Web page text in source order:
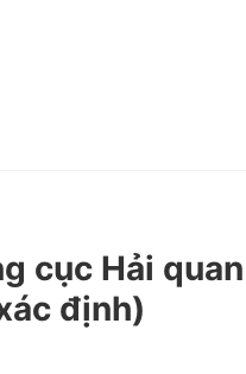
cục Hải
định)